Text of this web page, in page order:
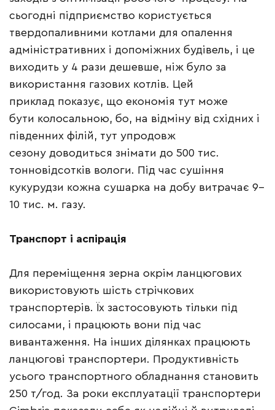
сьогодні підприємство користується
твердопаливними котлами для опалення
адміністративних і допоміжних будівель, і це
виходить у 4 рази дешевше, ніж було за
використання газових котлів. Цей
приклад показує, що економія тут може
бути колосальною, бо, на відміну від східних і
південних філій, тут упродовж
сезону доводиться знімати до 500 тис.
тонновідсотків вологи. Під час сушіння
кукурудзи кожна сушарка на добу витрачає 9–
10 тис. м. газу.
Транспорт і аспірація
Для переміщення зерна окрім ланцюгових
використовують шість стрічкових
транспортерів. Їх застосовують тільки під
силосами, і працюють вони під час
вивантаження. На інших ділянках працюють
ланцюгові транспортери. Продуктивність
усього транспортного обладнання становить
250 т/год. За роки експлуатації транспортери